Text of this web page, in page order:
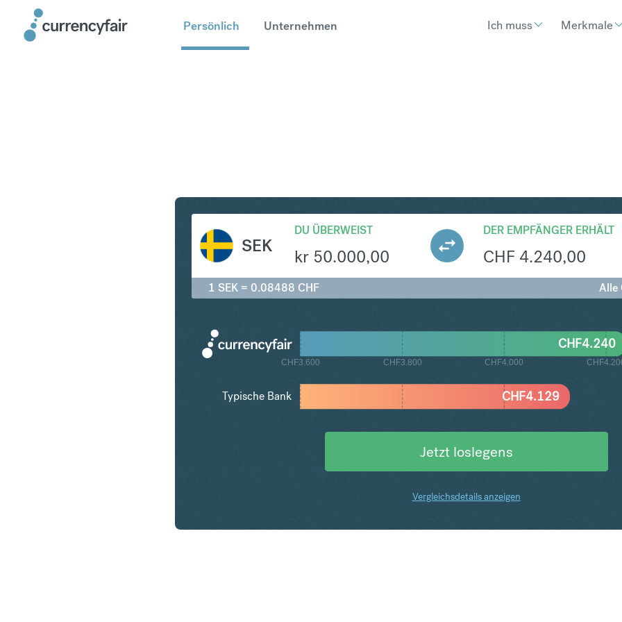
Persönlich Unternehmen Ich muss Merkmale
SEK
DU ÜBERWEIST
kr 50.000,00
DER EMPFÄNGER ERHÄLT
CHF 4.240,00
1 SEK = 0.08488 CHF Alle
CHF3.600 CHF3.800 CHF4.000
CHF4.129
CHF4.240
Typische Bank
Jetzt loslegens
Vergleichsdetails anzeigen